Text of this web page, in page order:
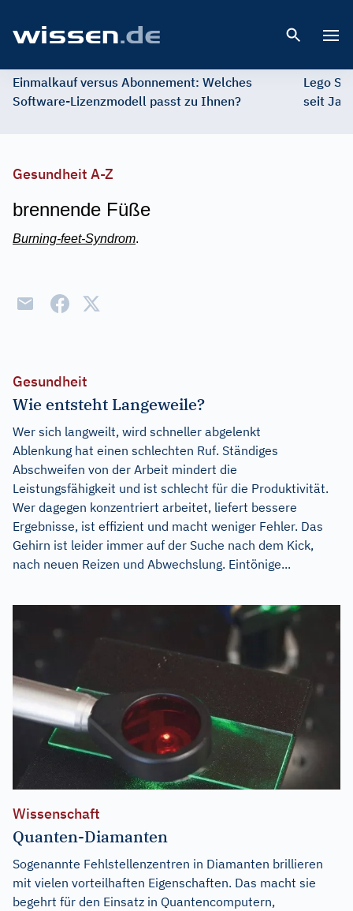
Einmalkauf versus Abonnement: Welches
Software-Lizenzmodell passt zu Ihnen?
Lego
seit
Gesundheit A-Z
brennende Füße
Burning-feet-Syndrom.
Gesundheit
Wie entsteht Langeweile?
Wer sich langweilt, wird schneller abgelenkt
Ablenkung hat einen schlechten Ruf. Ständiges
Abschweifen von der Arbeit mindert die
Leistungsfähigkeit und ist schlecht für die Produktivität.
Wer dagegen konzentriert arbeitet, liefert bessere
Ergebnisse, ist effizient und macht weniger Fehler. Das
Gehirn ist leider immer auf der Suche nach dem Kick,
nach neuen Reizen und Abwechslung. Eintönige...
Wissenschaft
Quanten-Diamanten
Sogenannte Fehlstellenzentren in Diamanten brillieren
mit vielen vorteilhaften Eigenschaften. Das macht sie
begehrt für den Einsatz in Quantencomputern,